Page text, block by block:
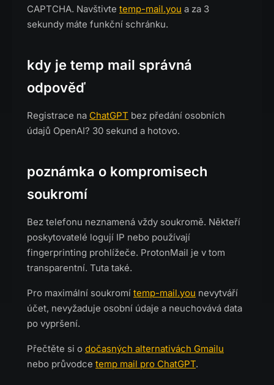
CAPTCHA. Navštivte temp-mail.you a za 3
sekundy máte funkční schránku.
kdy je temp mail správná
odpověď
Registrace na ChatGPT bez předání osobních
údajů OpenAI? 30 sekund a hotovo.
poznámka o kompromisech
soukromí
Bez telefonu neznamená vždy soukromě. Někteří
poskytovatelé logují IP nebo používají
fingerprinting prohlížeče. ProtonMail je v tom
transparentní. Tuta také.
Pro maximální soukromí temp-mail.you nevytváří
účet, nevyžaduje osobní údaje a neuchovává data
po vypršení.
Přečtěte si o dočasných alternativách Gmailu
nebo průvodce temp mail pro ChatGPT.